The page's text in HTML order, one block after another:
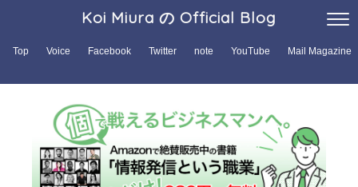
Koi Miura の Official Blog
Top Voice Facebook Twitter note YouTube Mail Magazine